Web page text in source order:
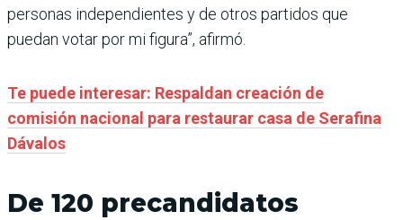
personas independientes y de otros partidos que
puedan votar por mi figura”, afirmó.
Te puede interesar: Respaldan creación de
comisión nacional para restaurar casa de Serafina
Dávalos
De 120 precandidatos